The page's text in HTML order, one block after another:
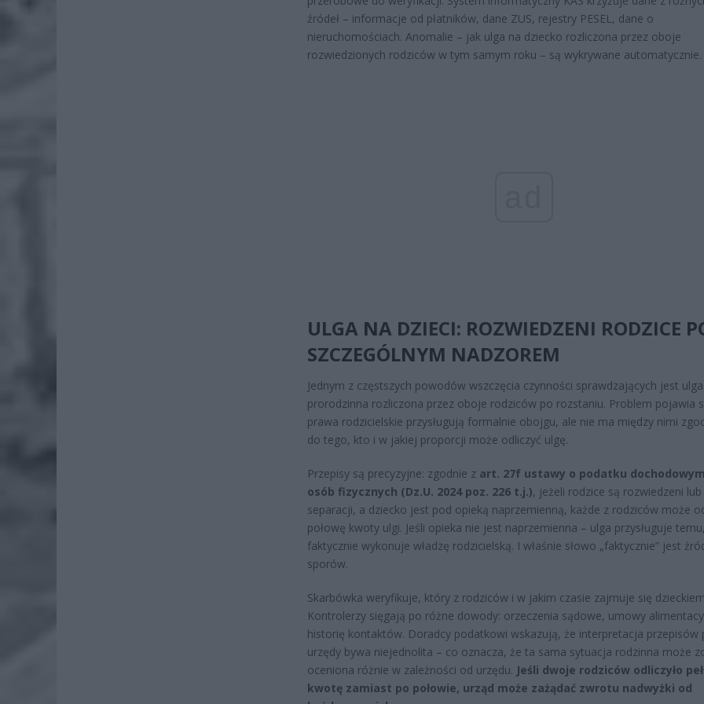
źródeł – informacje od płatników, dane ZUS, rejestry PESEL, dane o
nieruchomościach. Anomalie – jak ulga na dziecko rozliczona przez oboje
rozwiedzionych rodziców w tym samym roku – są wykrywane automatycznie.
ULGA NA DZIECI: ROZWIEDZENI RODZICE
SZCZEGÓLNYM NADZOREM
Jednym z częstszych powodów wszczęcia czynności sprawdzających jest ulga
prorodzinna rozliczona przez oboje rodziców po rozstaniu. Problem pojawia
prawa rodzicielskie przysługują formalnie obojgu, ale nie ma między nimi
do tego, kto i w jakiej proporcji może odliczyć ulgę.
Przepisy są precyzyjne: zgodnie z art. 27f ustawy o podatku
osób fizycznych (Dz.U. 2024 poz. 226 t.j.), jeżeli rodzice są rozwiedzeni
separacji, a dziecko jest pod opieką naprzemienną, każde z rodziców może
połowę kwoty ulgi. Jeśli opieka nie jest naprzemienna – ulga przysługuje
faktycznie wykonuje władzę rodzicielską. I właśnie słowo „faktycznie” jest
sporów.
Skarbówka weryfikuje, który z rodziców i w jakim czasie zajmuje się
Kontrolerzy sięgają po różne dowody: orzeczenia sądowe, umowy
historię kontaktów. Doradcy podatkowi wskazują, że interpretacja przepisów
urzędy bywa niejednolita – co oznacza, że ta sama sytuacja rodzinna może
oceniona różnie w zależności od urzędu. Jeśli dwoje rodziców odliczyło
kwotę zamiast po połowie, urząd może zażądać zwrotu nadwyżki od